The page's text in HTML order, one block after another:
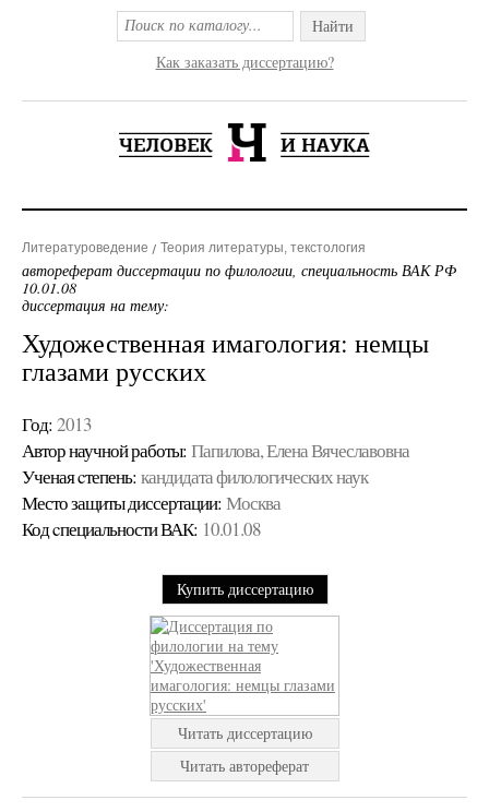
Найти
Как заказать диссертацию?
Литературоведение Теория литературы, текстология
автореферат диссертации по филологии, специальность ВАК РФ
10.01.08
диссертация на тему:
Художественная имагология: немцы
глазами русских
Год: 2013
Автор научной работы: Папилова, Елена Вячеславовна
Ученая cтепень: кандидата филологических наук
Место защиты диссертации: Москва
Код cпециальности ВАК: 10.01.08
Купить диссертацию
Читать диссертацию
Читать автореферат